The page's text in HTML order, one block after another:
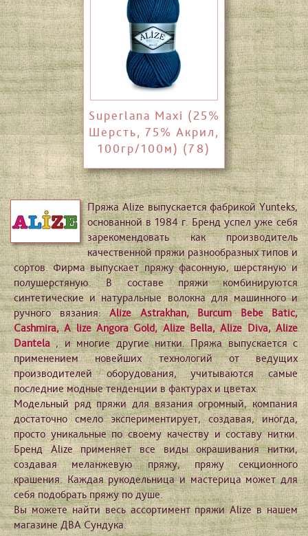
Superlana Maxi (25%
Шерсть, 75% Акрил,
100гр/100м) (78)
Пряжа Alize выпускается фабрикой Yunteks,
основанной в 1984 г. Бренд успел уже себя
зарекомендовать как производитель
качественной пряжи разнообразных типов и
сортов. Фирма выпускает пряжу фасонную, шерстяную и
полушерстяную. В составе пряжи комбинируются
синтетические и натуральные волокна для машинного и
ручного вязания:Alize Astrakhan, Burcum Bebe Batic,
Cashmira, A lize Angora Gold, Alize Bella, Alize Diva, Alize
Dantela, и многие другие нитки. Пряжа выпускается с
применением новейших технологий от ведущих
производителей оборудования, учитываются самые
последние модные тенденции в фактурах и цветах.
Модельный ряд пряжи для вязания огромный, компания
достаточно смело экспериментирует, создавая, иногда,
просто уникальные по своему качеству и составу нитки.
Бренд Alize применяет все виды окрашивания нитки,
создавая меланжевую пряжу, пряжу секционного
крашения. Каждая рукодельница и мастерица может для
себя подобрать пряжу по душе.
Вы можете найти весь ассортимент пряжи Alize в нашем
магазине ДВА Сундука.